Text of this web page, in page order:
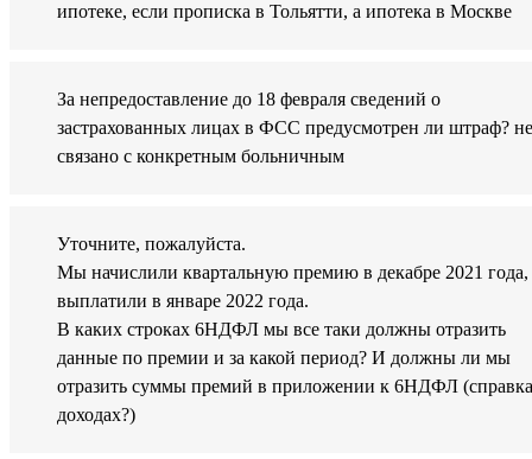
ипотеке, если прописка в Тольятти, а ипотека в Москве
За непредоставление до 18 февраля сведений о
застрахованных лицах в ФСС предусмотрен ли штраф? не
связано с конкретным больничным
Уточните, пожалуйста.
Мы начислили квартальную премию в декабре 2021 года,
выплатили в январе 2022 года.
В каких строках 6НДФЛ мы все таки должны отразить
данные по премии и за какой период? И должны ли мы
отразить суммы премий в приложении к 6НДФЛ
доходах?)